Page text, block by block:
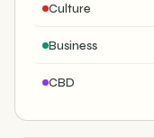
Culture
Business
CBD